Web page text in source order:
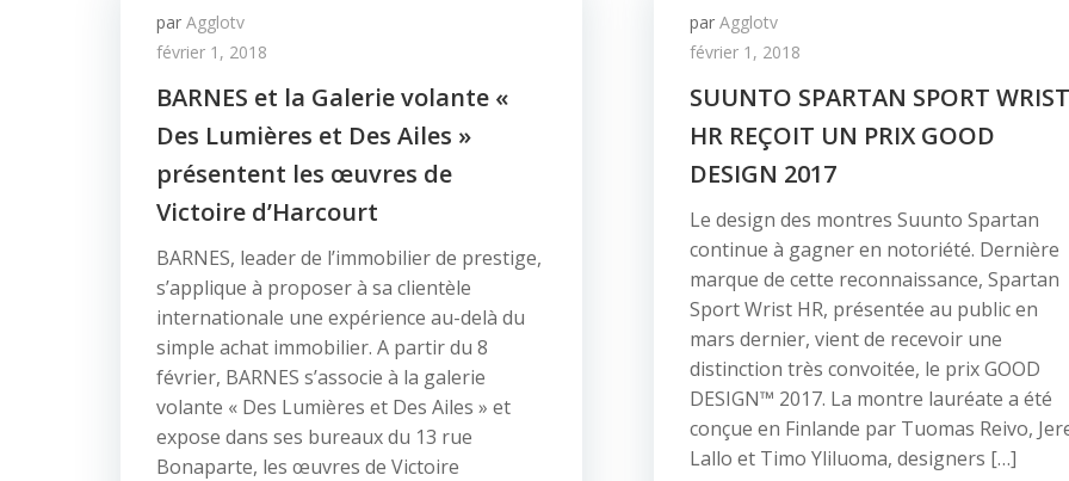
par Agglotv
février 1, 2018
BARNES et la Galerie volante «
Des Lumières et Des Ailes »
présentent les œuvres de
Victoire d’Harcourt
BARNES, leader de l’immobilier de prestige,
s’applique à proposer à sa clientèle
internationale une expérience au-delà du
simple achat immobilier. A partir du 8
février, BARNES s’associe à la galerie
volante « Des Lumières et Des Ailes » et
expose dans ses bureaux du 13 rue
Bonaparte, les œuvres de Victoire
par Agglotv
février 1, 2018
SUUNTO SPARTAN SPORT WRIST
HR REÇOIT UN PRIX GOOD
DESIGN 2017
Le design des montres Suunto Spartan
continue à gagner en notoriété. Dernière
marque de cette reconnaissance, Spartan
Sport Wrist HR, présentée au public en
mars dernier, vient de recevoir une
distinction très convoitée, le prix GOOD
DESIGN™ 2017. La montre lauréate a été
conçue en Finlande par Tuomas Reivo,
Lallo et Timo Yliluoma, designers […]